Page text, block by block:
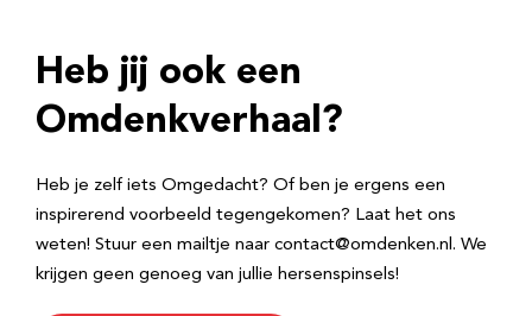
r
e
Heb jij ook een
Omdenkverhaal?
Heb je zelf iets Omgedacht? Of ben je ergens een
inspirerend voorbeeld tegengekomen? Laat het ons
weten! Stuur een mailtje naar contact@omdenken.nl. We
krijgen geen genoeg van jullie hersenspinsels!